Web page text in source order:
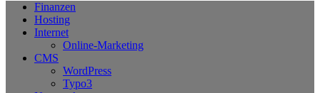
Finanzen
Hosting
Internet
Online-Marketing
CMS
WordPress
Typo3